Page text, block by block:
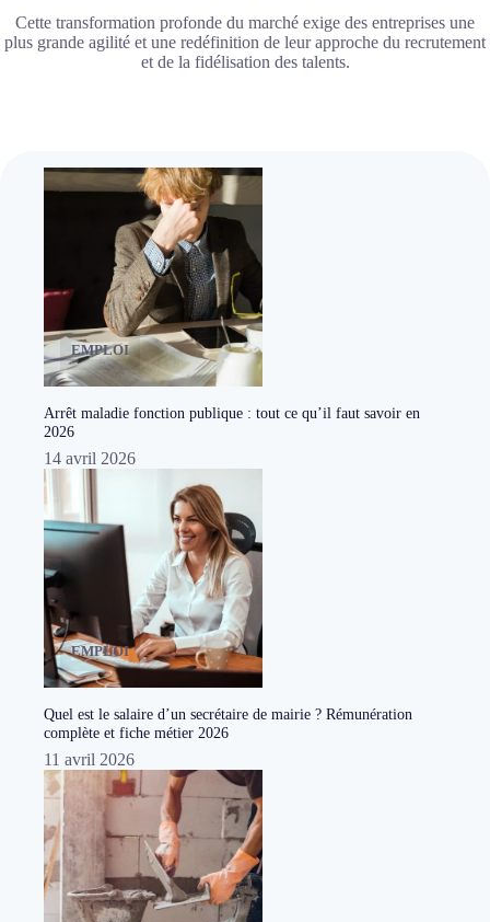
Cette transformation profonde du marché exige des entreprises une
plus grande agilité et une redéfinition de leur approche du recrutement
et de la fidélisation des talents.
EMPLOI
Arrêt maladie fonction publique : tout ce qu’il faut savoir en
2026
14 avril 2026
EMPLOI
Quel est le salaire d’un secrétaire de mairie ? Rémunération
complète et fiche métier 2026
11 avril 2026